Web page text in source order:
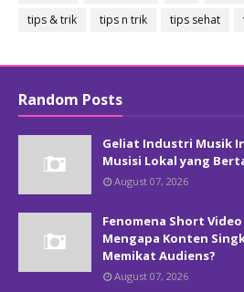
tips & trik
tips n trik tips sehat
Random Posts
Geliat Industri Musik
Musisi Lokal yang
August 07, 2026
Fenomena Short
Mengapa Konten
Memikat Audiens?
August 07, 2026